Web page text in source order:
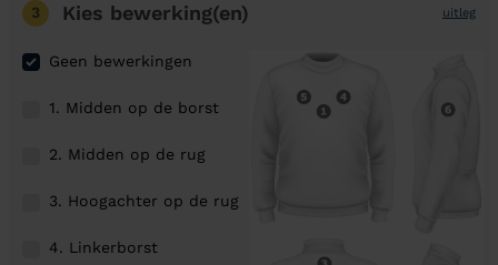
3 Kies bewerking(en) uitleg
Geen bewerkingen
1. Midden op de borst
2. Midden op de rug
3. Hoogachter op de rug
4. Linkerborst